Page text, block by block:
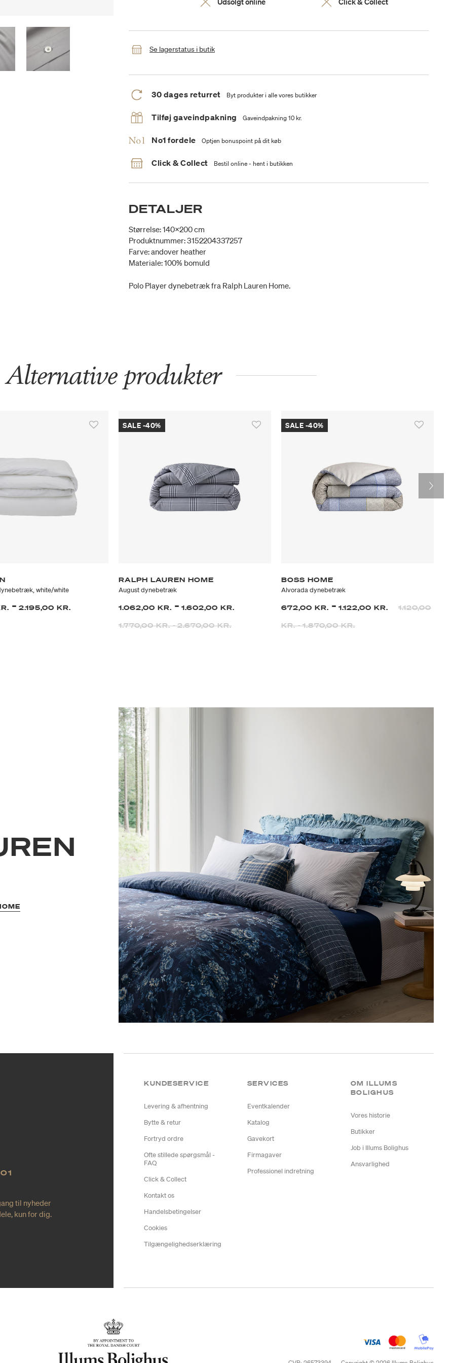
Se lagerstatus i butik
30 dages returret Byt produkter i alle vores butikker
Tilføj gaveindpakning Gaveindpakning 10 kr.
No1 fordele Optjen bonuspoint på dit køb
Click & Collect Bestil online - hent i butikken
DETALJER
Størrelse: 140x200 cm
Produktnummer: 3152204337257
Farve: andover heather
Materiale: 100% bomuld
Polo Player dynebetræk fra Ralph Lauren Home.
Alternative produkter
white/white
- 2.195,00 KR.
SALE -40%
RALPH LAUREN HOME
August dynebetræk
1.062,00 KR. - 1.602,00 KR.
1.770,00 KR.-2.670,00 KR.
SALE -40%
BOSS HOME
Alvorada dynebetræk
672,00 KR. - 1.122,00 KR. 1.120,00
KR.-1.870,00 KR.
til nyheder
kun for dig.
KUNDESERVICE
Levering & afhentning
Bytte & retur
Fortryd ordre
Ofte stillede spørgsmål -
FAQ
Click & Collect
Kontakt os
Handelsbetingelser
Cookies
Tilgængelighedserklæring
SERVICES
Eventkalender
Katalog
Gavekort
Firmagaver
Professionel indretning
OM ILLUMS
BOLIGHUS
Vores historie
Butikker
Job i Illums Bolighus
Ansvarlighed